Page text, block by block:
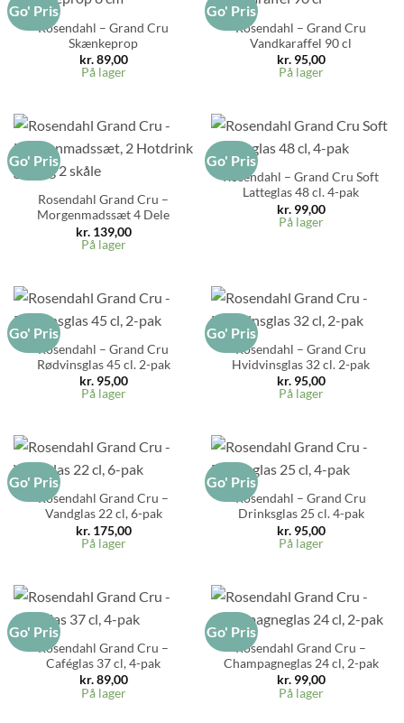
Go' Pris
Rosendahl – Grand Cru
Skænkeprop
kr.89,00
På lager
Go' Pris
Rosendahl – Grand Cru
Vandkaraffel 90 cl
kr.95,00
På lager
Go' Pris
Rosendahl Grand Cru –
Morgenmadssæt 4 Dele
kr.139,00
På lager
Go' Pris
Rosendahl – Grand Cru Soft
Latteglas 48 cl. 4-pak
kr.99,00
På lager
Go' Pris
Rosendahl – Grand Cru
Rødvinsglas 45 cl. 2-pak
kr.95,00
På lager
Go' Pris
Rosendahl – Grand Cru
Hvidvinsglas 32 cl. 2-pak
kr.95,00
På lager
Go' Pris
Rosendahl Grand Cru –
Vandglas 22 cl, 6-pak
kr.175,00
På lager
Go' Pris
Rosendahl – Grand Cru
Drinksglas 25 cl. 4-pak
kr.95,00
På lager
Go' Pris
Rosendahl Grand Cru –
Caféglas 37 cl, 4-pak
kr.89,00
På lager
Go' Pris
Rosendahl Grand Cru –
Champagneglas 24 cl, 2-pak
kr.99,00
På lager